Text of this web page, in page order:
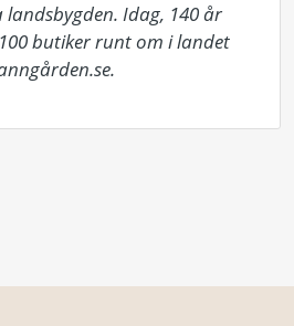
Idag, 140 år
butiker runt om i landet